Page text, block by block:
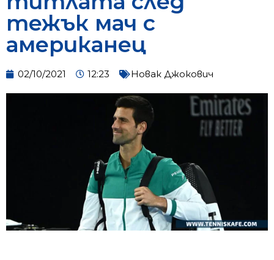
тежък мач с
американец
02/10/2021 12:23 Новак Джокович